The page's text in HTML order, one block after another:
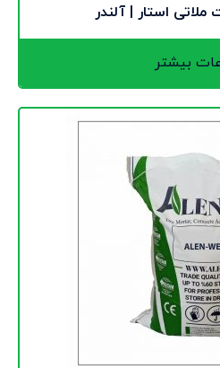
استار | آلندر
بیشتر